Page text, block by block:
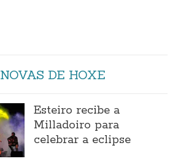
NOVAS DE HOXE
Esteiro recibe a
Milladoiro para
celebrar a eclipse